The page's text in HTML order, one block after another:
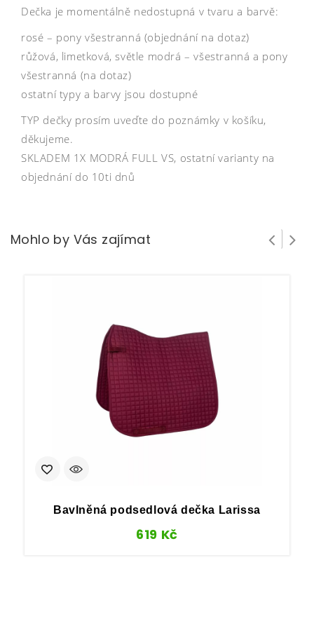
Dečka je momentálně nedostupná v tvaru a barvě:
rosé – pony všestranná (objednání na dotaz)
růžová, limetková, světle modrá – všestranná a pony
všestranná (na dotaz)
ostatní typy a barvy jsou dostupné
TYP dečky prosím uveďte do poznámky v košíku,
děkujeme.
SKLADEM 1X MODRÁ FULL VS, ostatní varianty na
objednání do 10ti dnů
Mohlo by Vás zajímat
Bavlněná podsedlová dečka Larissa
619 Kč